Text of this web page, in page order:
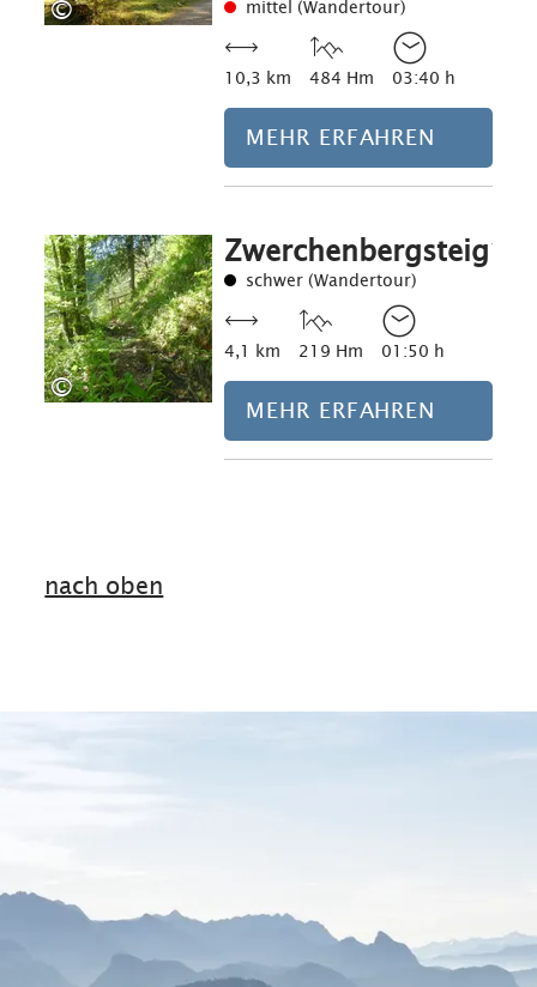
© mittel (Wandertour)
10,3 km 484 Hm 03:40 h
MEHR ERFAHREN
©
Zwerchenbergsteig
schwer (Wandertour)
4,1 km 219 Hm 01:50 h
MEHR ERFAHREN
nach oben